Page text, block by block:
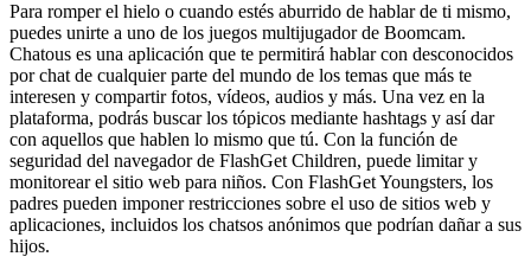
Para romper el hielo o cuando estés aburrido de hablar de ti mismo,
puedes unirte a uno de los juegos multijugador de Boomcam.
Chatous es una aplicación que te permitirá hablar con desconocidos
por chat de cualquier parte del mundo de los temas que más te
interesen y compartir fotos, vídeos, audios y más. Una vez en la
plataforma, podrás buscar los tópicos mediante hashtags y así dar
con aquellos que hablen lo mismo que tú. Con la función de
seguridad del navegador de FlashGet Children, puede limitar y
monitorear el sitio web para niños. Con FlashGet Youngsters, los
padres pueden imponer restricciones sobre el uso de sitios web y
aplicaciones, incluidos los chatsos anónimos que podrían dañar a sus
hijos.